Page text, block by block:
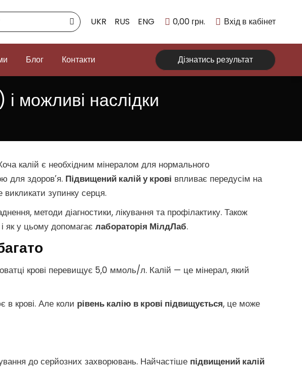
UKR RUS ENG 0,00 грн. Вхід в кабінет
Блог Контакти Дізнатись результат
можливі наслідки
калій є необхідним мінералом для нормального
для здоров’я. Підвищений калій у крові впливає передусім на
зупинку серця.
методи діагностики, лікування та профілактику. Також
як у цьому допомагає лабораторія МілдЛаб.
крові перевищує 5,0 ммоль/л. Калій — це мінерал, який
в крові. Але коли рівень калію в крові підвищується, це може
до серйозних захворювань. Найчастіше підвищений калій